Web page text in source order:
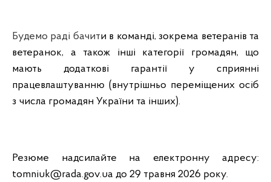
Будемо раді бачити в команді, зокрема ветеранів та
ветеранок, а також інші категорії громадян, що
мають додаткові гарантії у сприянні
працевлаштуванню (внутрішньо переміщених осіб
з числа громадян України та інших).
Резюме надсилайте на електронну адресу:
tomniuk@rada.gov.ua до 29 травня 2026 року.